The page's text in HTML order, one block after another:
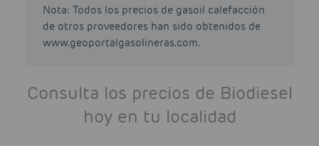
Nota: Todos los precios de gasoil calefacción
de otros proveedores han sido obtenidos de
www.geoportalgasolineras.com.
Consulta los precios de Biodiesel
hoy en tu localidad